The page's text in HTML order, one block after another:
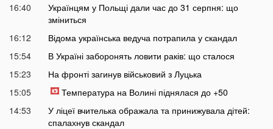
16:40
Українцям у Польщі дали час до 31 серпня: що
зміниться
16:12
Відома українська ведуча потрапила у скандал
15:54
В Україні заборонять ловити раків: що сталося
15:23
На фронті загинув військовий з Луцька
15:05
Температура на Волині піднялася до +50
14:53
У ліцеї вчителька ображала та принижувала дітей:
спалахнув скандал